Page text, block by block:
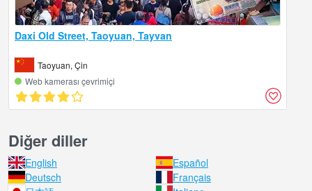
Daxi Old Street, Taoyuan, Tayvan
Taoyuan, Çin
Web kamerası çevrimiçi
Diğer diller
English
Español
Deutsch
Français